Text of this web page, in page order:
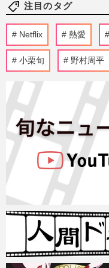
注目のタグ
Netflix 熱愛
小栗旬 野村周平